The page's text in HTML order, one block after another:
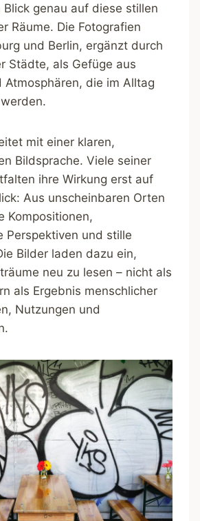
Blick genau auf diese stillen
Räume. Die Fotografien
und Berlin, ergänzt durch
Städte, als Gefüge aus
Atmosphären, die im Alltag
mit einer klaren,
Bildsprache. Viele seiner
ihre Wirkung erst auf
Aus unscheinbaren Orten
Kompositionen,
Perspektiven und stille
Bilder laden dazu ein,
neu zu lesen – nicht als
als Ergebnis menschlicher
Nutzungen und